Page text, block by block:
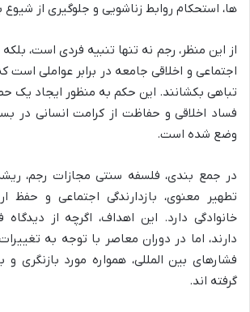
ها، استحکام روابط زناشویی و جلوگیری از
از این منظر، رجم نه تنها تنبیه فردی است، بلکه
اجتماعی و اخلاقی جامعه در برابر عواملی است
تباهی بکشانند. این حکم به منظور ایجاد یک
فساد اخلاقی و حفاظت از کرامت انسانی در
وضع شده است.
در جمع بندی، فلسفه سنتی مجازات رجم،
تطهیر معنوی، بازدارندگی اجتماعی و حفظ
خانوادگی دارد. این اهداف، اگرچه از
دارند، اما در دوران معاصر با توجه به
فشارهای بین المللی، همواره مورد بازنگری
گرفته اند.